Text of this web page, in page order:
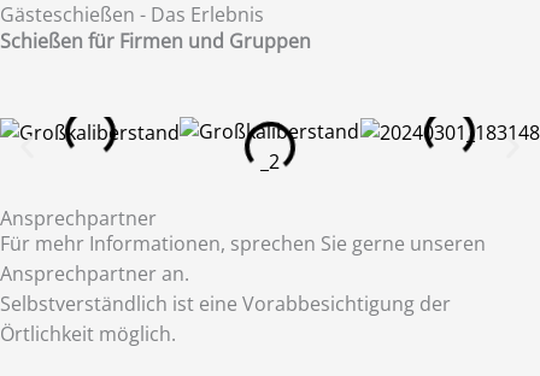
Gästeschießen - Das Erlebnis
Schießen für Firmen und Gruppen
Ansprechpartner
Für mehr Informationen, sprechen Sie gerne unseren
Ansprechpartner an.
Selbstverständlich ist eine Vorabbesichtigung der
Örtlichkeit möglich.